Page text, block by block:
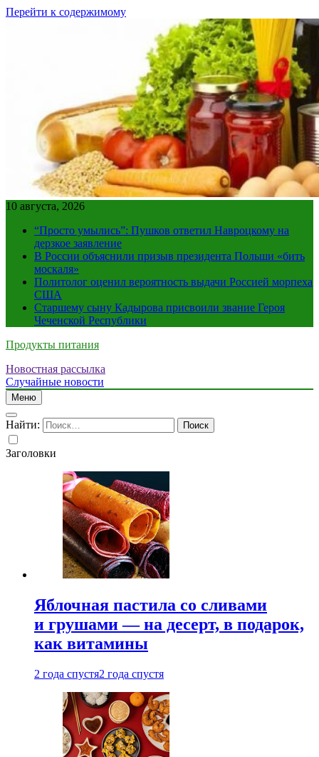
Перейти к содержимому
10 августа, 2026
“Просто умылись”: Пушков ответил Навроцкому на
дерзкое заявление
В России объяснили призыв президента Польши «бить
москаля»
Политолог оценил вероятность выдачи Россией морпеха
США
Старшему сыну Кадырова присвоили звание Героя
Чеченской Республики
Продукты питания
Новостная рассылка
Случайные новости
Меню
Найти:
Заголовки
Яблочная пастила со сливами
и грушами — на десерт, в подарок,
как витамины
2 года спустя2 года спустя